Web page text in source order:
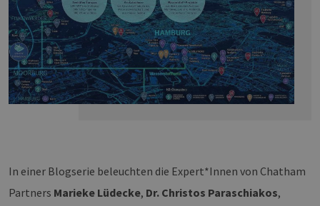
In einer Blogserie beleuchten die Expert*Innen von Chatham
Partners Marieke Lüdecke, Dr. Christos Paraschiakos,